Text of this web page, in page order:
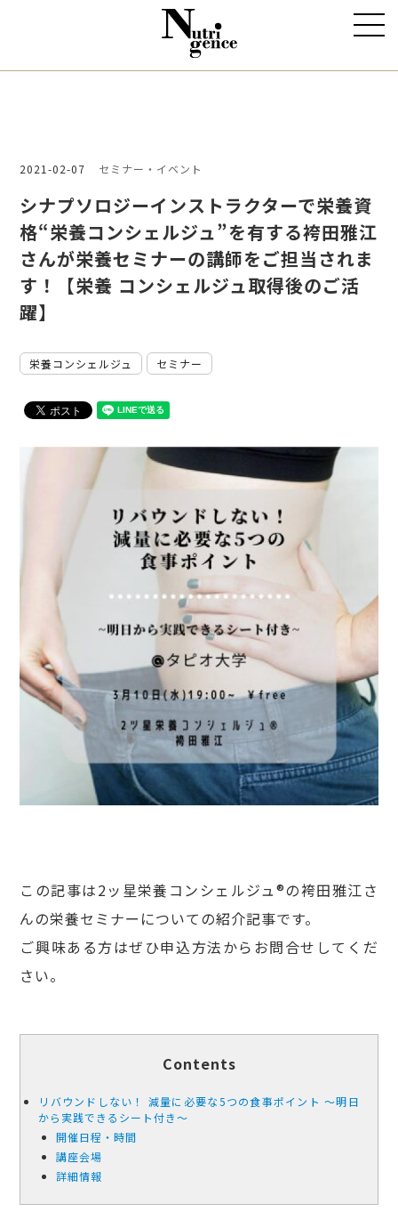
2021-02-07 セミナー・イベント
シナプソロジーインストラクターで栄養資
格“栄養コンシェルジュ”を有する袴田雅江
さんが栄養セミナーの講師をご担当されま
す！【栄養 コンシェルジュ取得後のご活
躍】
栄養コンシェルジュ セミナー
この記事は2ッ星栄養コンシェルジュ®の袴田雅江さ
んの栄養セミナーについての紹介記事です。
ご興味ある方はぜひ申込方法からお問合せしてくだ
さい。
Contents
リバウンドしない！ 減量に必要な5つの食事ポイント ～明日
から実践できるシート付き～
開催日程・時間
講座会場
詳細情報